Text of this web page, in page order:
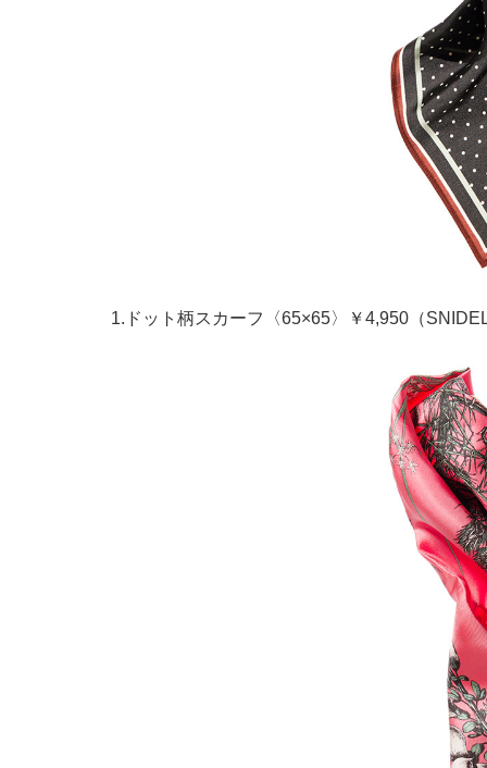
1.ドット柄スカーフ〈65×65〉￥4,950（